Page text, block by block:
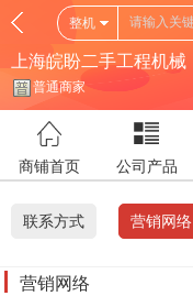
整机
上海皖盼二手工程机械
普通商家
商铺首页 公司产品
联系方式 营销网络
营销网络